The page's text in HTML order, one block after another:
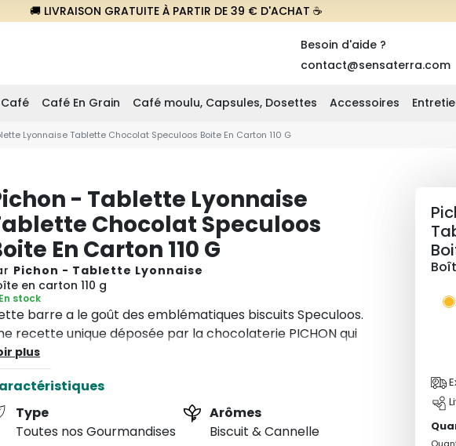
🚚 LIVRAISON GRATUITE À PARTIR DE 39 € D'ACHAT ☕
Besoin d'aide ?
contact@sensaterra.com
Café En Grain Café moulu, Capsules, Dosettes Accessoires
Lyonnaise Tablette Chocolat Speculoos Boite En Carton 110 G
- Tablette Lyonnaise
Chocolat Speculoos
En Carton 110 G
Pichon - Tablette Lyonnaise
en carton 110 g
stock
barre a le goût des emblématiques biscuits Speculoos.
recette unique déposée par la chocolaterie PICHON qui
permet d'apprécier le goût des biscuits typiques
à celui du chocolat. Faites-en l'expérience!
plus
Type
Toutes nos Gourmandises
Arômes
Biscuit & Cannelle